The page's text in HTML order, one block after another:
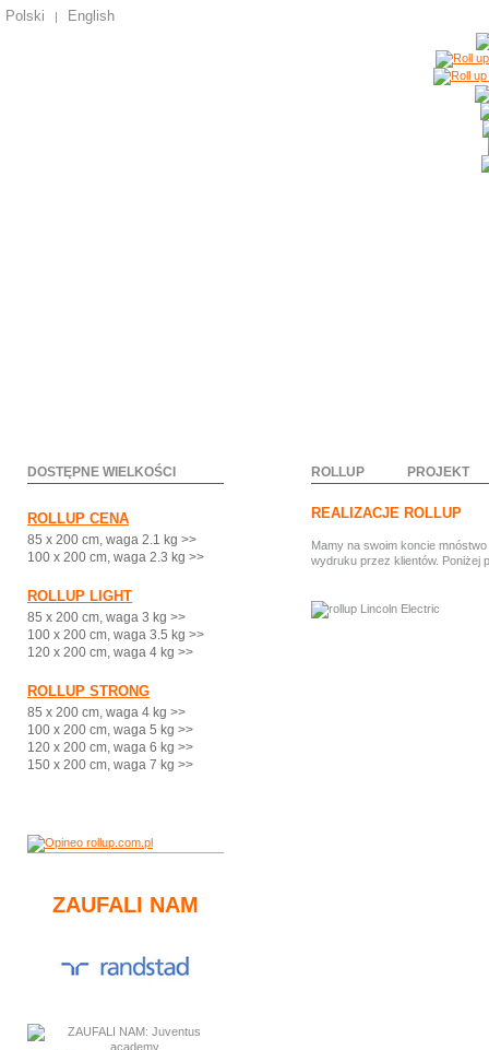
Polski | English
DOSTĘPNE WIELKOŚCI
ROLLUP CENA
85 x 200 cm, waga 2.1 kg >>
100 x 200 cm, waga 2.3 kg >>
ROLLUP LIGHT
85 x 200 cm, waga 3 kg >>
100 x 200 cm, waga 3.5 kg >>
120 x 200 cm, waga 4 kg >>
ROLLUP STRONG
85 x 200 cm, waga 4 kg >>
100 x 200 cm, waga 5 kg >>
120 x 200 cm, waga 6 kg >>
150 x 200 cm, waga 7 kg >>
ZAUFALI NAM
ROLLUP PROJEKT
REALIZACJE ROLLUP
Mamy na swoim koncie
wydruku przez klientów. Poniżej